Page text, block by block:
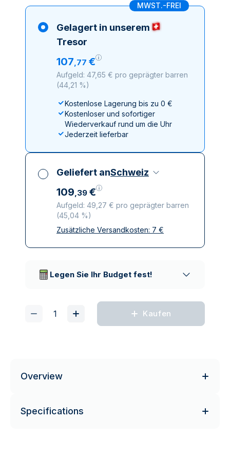
MWST.-FREI
Gelagert in unserem
Tresor
107,77 €
Aufgeld: 47,65 € pro geprägter barren
(44,21 %)
Kostenlose Lagerung bis zu 0 €
Kostenloser und sofortiger
Wiederverkauf rund um die Uhr
Jederzeit lieferbar
Geliefert anSchweiz
109,39 €
Aufgeld: 49,27 € pro geprägter barren
(45,04 %)
Alle Steuern inbegriffen
Zusätzliche Versandkosten: 7 €
Legen Sie Ihr Budget fest!
Kaufen
Overview
Specifications